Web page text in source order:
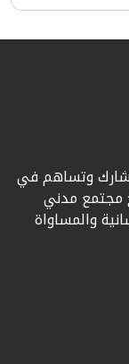
وتساهم في
مجتمع مدني
والمساواة